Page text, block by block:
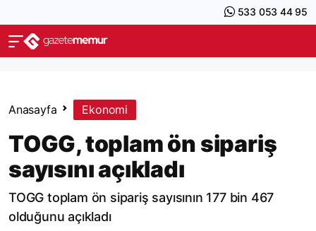
533 053 44 95
Anasayfa Ekonomi
TOGG, toplam ön sipariş
sayısını açıkladı
TOGG toplam ön sipariş sayısının 177 bin 467
olduğunu açıkladı